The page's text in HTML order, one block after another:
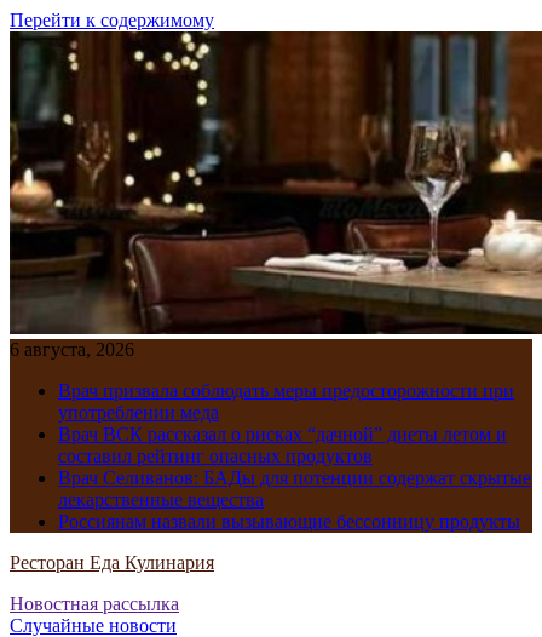
Перейти к содержимому
6 августа, 2026
Врач призвала соблюдать меры предосторожности при
употреблении меда
Врач ВСК рассказал о рисках “дачной” диеты летом и
составил рейтинг опасных продуктов
Врач Селиванов: БАДы для потенции содержат скрытые
лекарственные вещества
Россиянам назвали вызывающие бессонницу продукты
Ресторан Еда Кулинария
Новостная рассылка
Случайные новости